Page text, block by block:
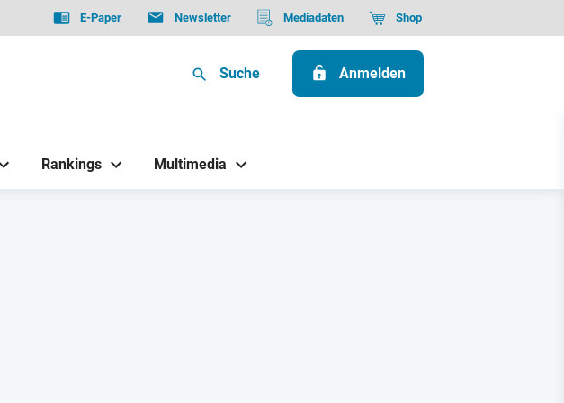
E-Paper Newsletter Mediadaten Shop
Suche Anmelden
Rankings Multimedia